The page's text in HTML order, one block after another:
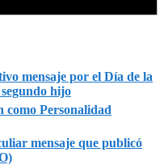
mensaje por el Día de la
hijo
como Personalidad
mensaje que publicó